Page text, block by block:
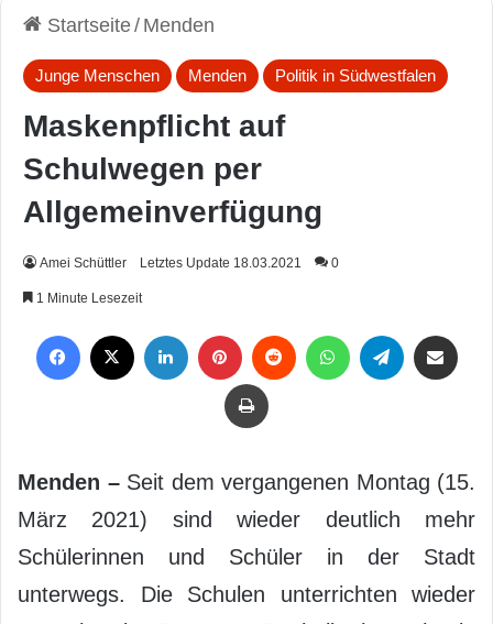
Startseite/ Menden
Junge Menschen Menden Politik in Südwestfalen
Maskenpflicht auf
Schulwegen per
Allgemeinverfügung
Amei Schüttler Letztes Update 18.03.2021 0
1 Minute Lesezeit
Drucken
Menden –Seit dem vergangenen Montag (15.
März 2021) sind wieder deutlich mehr
Schülerinnen und Schüler in der Stadt
unterwegs. Die Schulen unterrichten wieder